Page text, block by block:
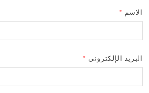
الاسم *
البريد الإلكتروني *